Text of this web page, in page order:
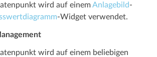
wird auf einemAnlagebild-
-Widget verwendet.
wird auf einem beliebigen